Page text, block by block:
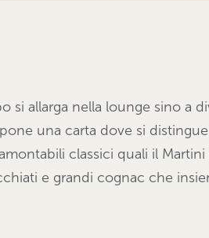
si allarga nella lounge sino a
una carta dove si
classici quali il
e grandi cognac che